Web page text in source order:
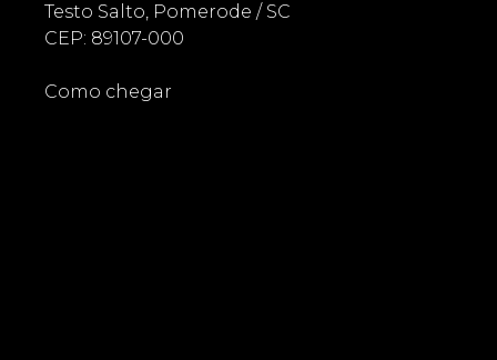
Testo Salto, Pomerode / SC
CEP: 89107-000
Como chegar